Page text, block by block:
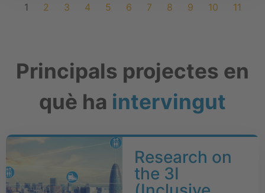
1 2 3 4 5 6 7 8 9 10 11
Principals projectes en
què ha intervingut
Research on
the 3I